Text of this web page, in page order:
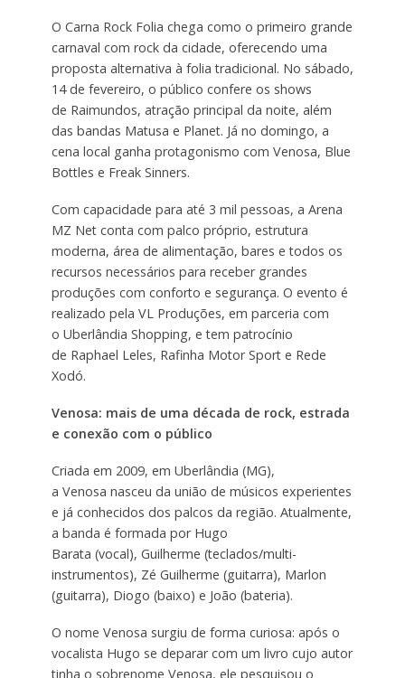
O Carna Rock Folia chega como o primeiro grande
carnaval com rock da cidade, oferecendo uma
proposta alternativa à folia tradicional. No sábado,
14 de fevereiro, o público confere os shows
de Raimundos, atração principal da noite, além
das bandas Matusa e Planet. Já no domingo, a
cena local ganha protagonismo com Venosa, Blue
Bottles e Freak Sinners.
Com capacidade para até 3 mil pessoas, a Arena
MZ Net conta com palco próprio, estrutura
moderna, área de alimentação, bares e todos os
recursos necessários para receber grandes
produções com conforto e segurança. O evento é
realizado pela VL Produções, em parceria com
o Uberlândia Shopping, e tem patrocínio
de Raphael Leles, Rafinha Motor Sport e Rede
Xodó.
Venosa: mais de uma década de rock, estrada
e conexão com o público
Criada em 2009, em Uberlândia (MG),
a Venosa nasceu da união de músicos experientes
e já conhecidos dos palcos da região. Atualmente,
a banda é formada por Hugo
Barata (vocal), Guilherme (teclados/multi-
instrumentos), Zé Guilherme (guitarra), Marlon
(guitarra), Diogo (baixo) e João (bateria).
O nome Venosa surgiu de forma curiosa: após o
vocalista Hugo se deparar com um livro cujo autor
tinha o sobrenome Venosa, ele pesquisou o